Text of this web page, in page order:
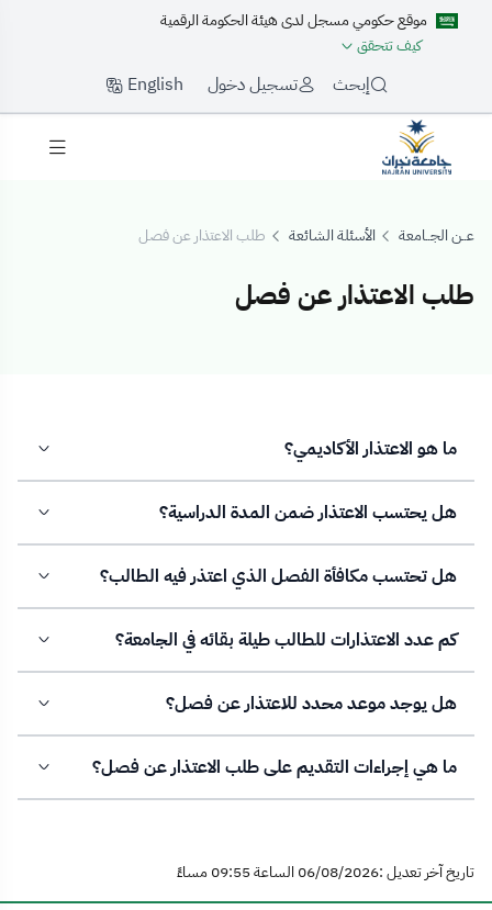
موقع حكومي مسجل لدى هيئة الحكومة الرقمية
كيف تتحقق
إبحث تسجيل دخول English
عــن الجــامعة الأسئلة الشائعة طلب الاعتذار عن فصل
طلب الاعتذار عن فصل
طلب الاعتذار
ما هو الاعتذار الأكاديمي؟
هل يحتسب الاعتذار ضمن المدة الدراسية؟
هل تحتسب مكافأة الفصل الذي اعتذر فيه الطالب؟
كم عدد الاعتذارات للطالب طيلة بقائه في الجامعة؟
هل يوجد موعد محدد للاعتذار عن فصل؟
ما هي إجراءات التقديم على طلب الاعتذار عن فصل؟
تاريخ آخر تعديل :06/08/2026 الساعة 09:55 مساءً